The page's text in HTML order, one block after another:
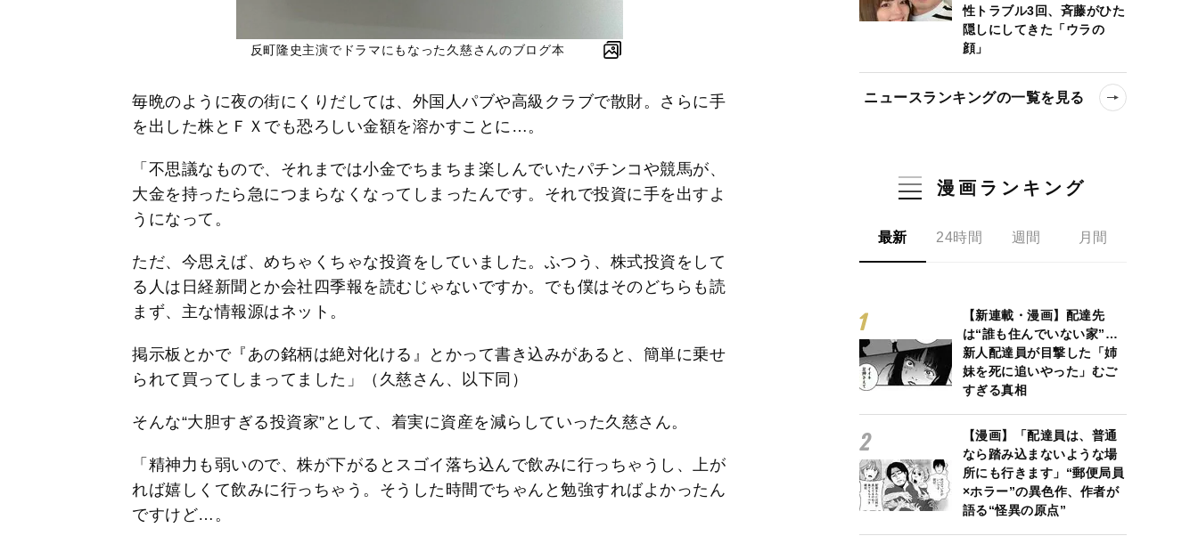
反町隆史主演でドラマにもなった久慈さんのブログ本
毎晩のように夜の街にくりだしては、外国人パブや高級クラブで散財。さらに手
を出した株とＦＸでも恐ろしい金額を溶かすことに…。
「不思議なもので、それまでは小金でちまちま楽しんでいたパチンコや競馬が、
大金を持ったら急につまらなくなってしまったんです。それで投資に手を出すよ
うになって。
ただ、今思えば、めちゃくちゃな投資をしていました。ふつう、株式投資をして
る人は日経新聞とか会社四季報を読むじゃないですか。でも僕はそのどちらも読
まず、主な情報源はネット。
掲示板とかで『あの銘柄は絶対化ける』とかって書き込みがあると、簡単に乗せ
られて買ってしまってました」（久慈さん、以下同）
そんな“大胆すぎる投資家”として、着実に資産を減らしていった久慈さん。
「精神力も弱いので、株が下がるとスゴイ落ち込んで飲みに行っちゃうし、上が
れば嬉しくて飲みに行っちゃう。そうした時間でちゃんと勉強すればよかったん
ですけど…。
性トラブル3回、斉藤がひた
隠しにしてきた「ウラの
顔」
ニュースランキングの一覧を見る
漫画ランキング
最新 24時間 週間 月間
【新連載・漫画】配達先
は“誰も住んでいない家”…
新人配達員が目撃した「姉
妹を死に追いやった」むご
すぎる真相
【漫画】「配達員は、普通
なら踏み込まないような場
所にも行きます」“郵便局員
×ホラー”の異色作、作者が
語る“怪異の原点”